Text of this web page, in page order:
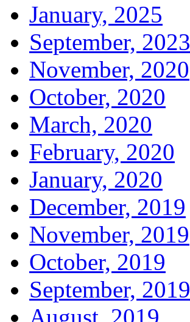
January, 2025
September, 2023
November, 2020
October, 2020
March, 2020
February, 2020
January, 2020
December, 2019
November, 2019
October, 2019
September, 2019
August, 2019